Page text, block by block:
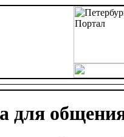
для